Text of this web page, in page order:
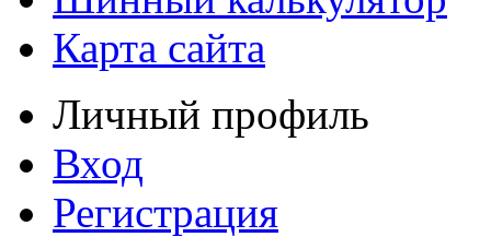
Карта сайта
Личный профиль
Вход
Регистрация